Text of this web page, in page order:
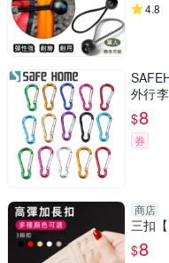
4.8
外行
BA002)
$8
券
商店
三扣【
$8